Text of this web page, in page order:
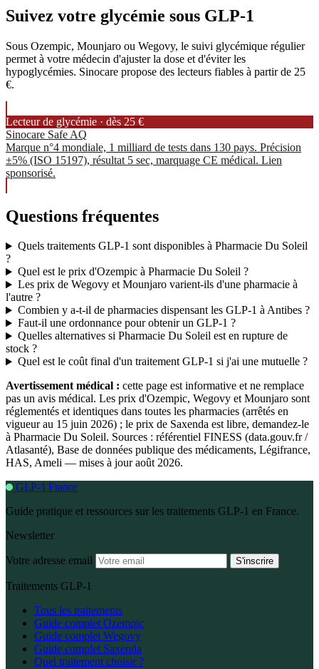
Suivez votre glycémie sous GLP-1
Sous Ozempic, Mounjaro ou Wegovy, le suivi glycémique régulier
permet à votre médecin d'ajuster la dose et d'éviter les
hypoglycémies. Sinocare propose des lecteurs fiables à partir de 25
€.
Lecteur de glycémie · dès 25 €
Sinocare Safe AQ
Marque n°4 mondiale, 1 milliard de tests dans 130 pays. Précision
±5% (ISO 15197), résultat 5 sec, marquage CE médical. Lien
sponsorisé.
Questions fréquentes
Quels traitements GLP-1 sont disponibles à Pharmacie Du Soleil
?
Quel est le prix d'Ozempic à Pharmacie Du Soleil ?
Les prix de Wegovy et Mounjaro varient-ils d'une pharmacie à
l'autre ?
Combien y a-t-il de pharmacies dispensant les GLP-1 à Antibes ?
Faut-il une ordonnance pour obtenir un GLP-1 ?
Quelles alternatives si Pharmacie Du Soleil est en rupture de
stock ?
Quel est le coût final d'un traitement GLP-1 si j'ai une mutuelle ?
Avertissement médical : cette page est informative et ne remplace
pas un avis médical. Les prix d'Ozempic, Wegovy et Mounjaro sont
réglementés et identiques dans toutes les pharmacies (arrêtés en
vigueur au 15 juin 2026) ; le prix de Saxenda est libre, demandez-le
à Pharmacie Du Soleil. Sources : référentiel FINESS (data.gouv.fr /
Atlasanté), Base de données publique des médicaments, Légifrance,
HAS, Ameli — mises à jour août 2026.
GLP-1 France
Guide pratique et ressources sur les traitements GLP-1 en France.
Newsletter
Votre adresse email S'inscrire
Traitements GLP-1
Tous les traitements
Guide complet Ozempic
Guide complet Wegovy
Guide complet Saxenda
Quel traitement choisir ?